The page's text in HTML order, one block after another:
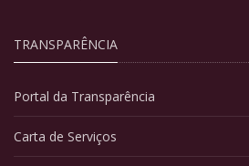
TRANSPARÊNCIA
Portal da Transparência
Carta de Serviços